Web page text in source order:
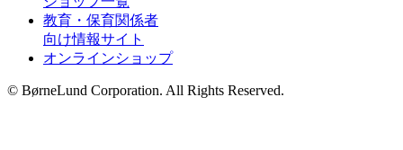
教育・保育関係者
向け情報サイト
オンラインショップ
© BørneLund Corporation. All Rights Reserved.